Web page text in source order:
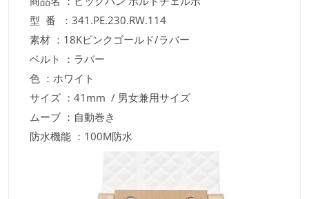
型 番 ：341.PE.230.RW.114
素材 ：18Kピンクゴールド/ラバー
ベルト ：ラバー
色 ：ホワイト
サイズ ：41mm / 男女兼用サイズ
ムーブ ：自動巻き
防水機能 ：100M防水